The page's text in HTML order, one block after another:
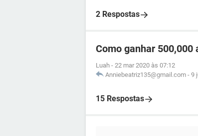
2 Respostas
Como ganhar
Luah - 22 mar 2020 às 07:12
Anniebeatriz135@gmail.com - 9
15 Respostas